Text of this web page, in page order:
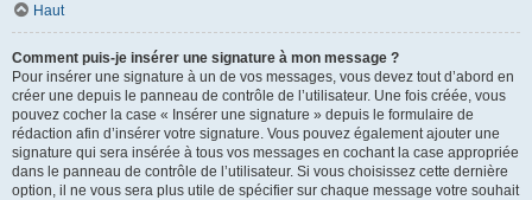
Haut
Comment puis-je insérer une signature à mon message ?
Pour insérer une signature à un de vos messages, vous devez tout d’abord en
créer une depuis le panneau de contrôle de l’utilisateur. Une fois créée, vous
pouvez cocher la case « Insérer une signature » depuis le formulaire de
rédaction afin d’insérer votre signature. Vous pouvez également ajouter une
signature qui sera insérée à tous vos messages en cochant la case appropriée
dans le panneau de contrôle de l’utilisateur. Si vous choisissez cette dernière
option, il ne vous sera plus utile de spécifier sur chaque message votre souhait